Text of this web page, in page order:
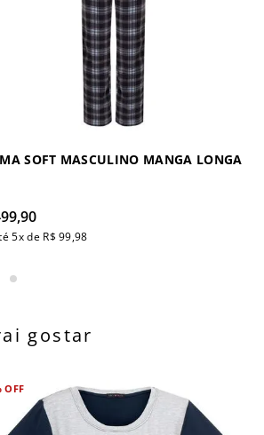
SOFT MASCULINO MANGA LONGA
,90
5x de R$ 99,98
gostar
OFF